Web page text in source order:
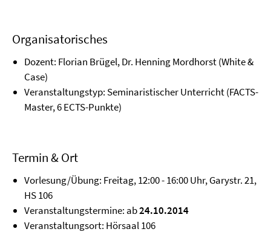
Organisatorisches
Dozent: Florian Brügel, Dr. Henning Mordhorst (White &
Case)
Veranstaltungstyp: Seminaristischer Unterricht (FACTS-
Master, 6 ECTS-Punkte)
Termin & Ort
Vorlesung/Übung: Freitag, 12:00 - 16:00 Uhr, Garystr. 21,
HS 106
Veranstaltungstermine: ab24.10.2014
Veranstaltungsort: Hörsaal 106